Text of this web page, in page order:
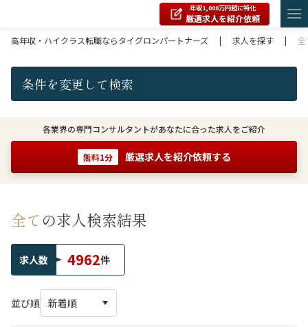
年収1,000万円超に特化
厳選求人を紹介依頼
高年収・ハイクラス転職ならタイグロンパートナーズ
| 求人を探す | 全
条件を変更して検索
各業界の専門コンサルタントがあなたに合った求人をご紹介
無料1分 厳選求人を紹介依頼する
全ての求人検索結果
求人数 4962件
並び順